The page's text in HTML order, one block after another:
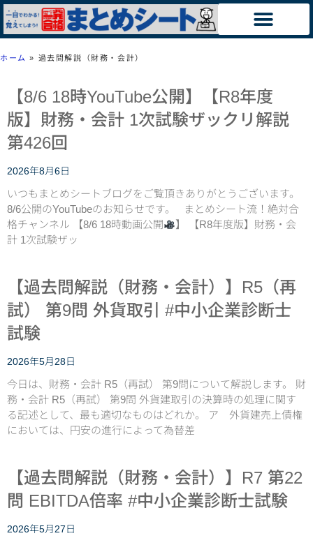
ホーム » 過去問解説（財務・会計）
【8/6 18時YouTube公開】【R8年度
版】財務・会計 1次試験ザックリ解説
第426回
2026年8月6日
いつもまとめシートブログをご覧頂きありがとうございます。
8/6公開のYouTubeのお知らせです。 まとめシート流！絶対合
格チャンネル 【8/6 18時動画公開
】 【R8年度版】財務・会
計 1次試験ザッ
【過去問解説（財務・会計）】R5（再
試） 第9問 外貨取引 #中小企業診断士
試験
2026年5月28日
今日は、財務・会計 R5（再試） 第9問について解説します。 財
務・会計 R5（再試） 第9問 外貨建取引の決算時の処理に関す
る記述として、最も適切なものはどれか。 ア 外貨建売上債権
においては、円安の進行によって為替差
【過去問解説（財務・会計）】R7 第22
問 EBITDA倍率 #中小企業診断士試験
2026年5月27日